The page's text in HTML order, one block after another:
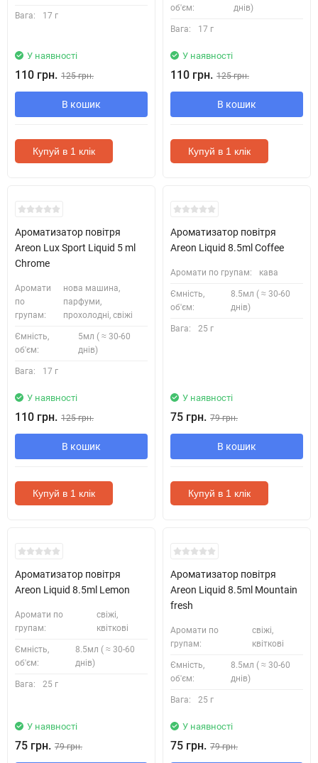
Вага: 17 г
У наявності
110 грн. 125 грн.
В кошик
Купуй в 1 клік
об'єм:
днів)
Вага: 17 г
У наявності
110 грн. 125 грн.
В кошик
Купуй в 1 клік
Ароматизатор повітря
Areon Lux Sport Liquid 5 ml
Chrome
Аромати
по
групам:
нова машина,
парфуми,
прохолодні, свіжі
Ємність,
об'єм:
5мл ( ≈ 30-60
днів)
Вага: 17 г
У наявності
110 грн. 125 грн.
В кошик
Купуй в 1 клік
Ароматизатор повітря
Areon Liquid 8.5ml Coffee
Аромати по групам: кава
Ємність,
об'єм:
8.5мл ( ≈ 30-60
днів)
Вага: 25 г
У наявності
75 грн. 79 грн.
В кошик
Купуй в 1 клік
Ароматизатор повітря
Areon Liquid 8.5ml Lemon
Аромати по
групам:
свіжі,
квіткові
Ємність,
об'єм:
8.5мл ( ≈ 30-60
днів)
Вага: 25 г
У наявності
75 грн. 79 грн.
Ароматизатор повітря
Areon Liquid 8.5ml Mountain
fresh
Аромати по
групам:
свіжі,
квіткові
Ємність,
об'єм:
8.5мл ( ≈ 30-60
днів)
Вага: 25 г
У наявності
75 грн. 79 грн.